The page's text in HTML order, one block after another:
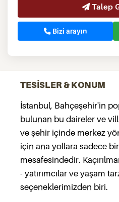
Talep
Bizi arayın
TESİSLER & KONUM
İstanbul, Bahçeşehir'in
bulunan bu daireler ve
ve şehir içinde merkez
için ana yollara sadece
mesafesindedir.
- yatırımcılar ve yaşam
seçeneklerimizden biri.